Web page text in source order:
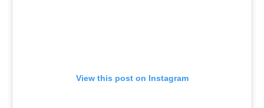
View this post on Instagram